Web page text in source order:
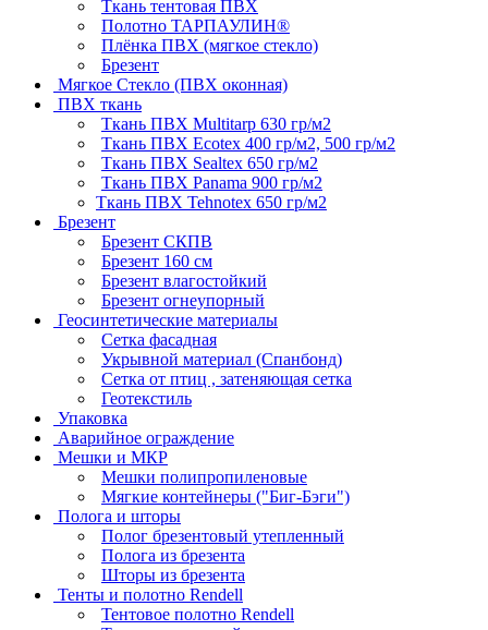
Ткань тентовая ПВХ
Полотно ТАРПАУЛИН®
Плёнка ПВХ (мягкое стекло)
Брезент
Мягкое Стекло (ПВХ оконная)
ПВХ ткань
Ткань ПВХ Multitarp 630 гр/м2
Ткань ПВХ Ecotex 400 гр/м2, 500 гр/м2
Ткань ПВХ Sealtex 650 гр/м2
Ткань ПВХ Panama 900 гр/м2
Ткань ПВХ Tehnotex 650 гр/м2
Брезент
Брезент СКПВ
Брезент 160 см
Брезент влагостойкий
Брезент огнеупорный
Геосинтетические материалы
Сетка фасадная
Укрывной материал (Спанбонд)
Сетка от птиц , затеняющая сетка
Геотекстиль
Упаковка
Аварийное ограждение
Мешки и МКР
Мешки полипропиленовые
Мягкие контейнеры ("Биг-Бэги")
Полога и шторы
Полог брезентовый утепленный
Полога из брезента
Шторы из брезента
Тенты и полотно Rendell
Тентовое полотно Rendell